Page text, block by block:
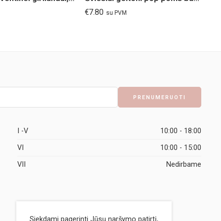
€7.80 su PVM
I -V
10:00 - 18:00
VI
10:00 - 15:00
VII
Nedirbame
Siekdami pagerinti Jūsų naršymo patirtį,